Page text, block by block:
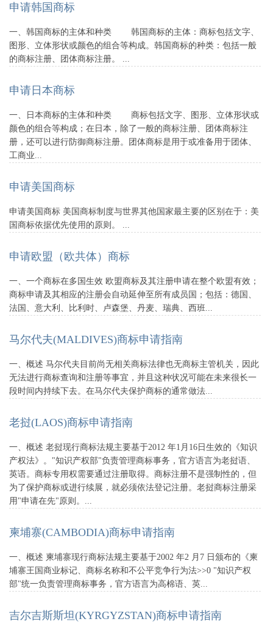
申请韩国商标
一、韩国商标的主体和种类 韩国商标的主体：商标包括文字、
图形、立体形状或颜色的组合等构成。韩国商标的种类：包括一般
的商标注册、团体商标注册。 ...
申请日本商标
一、日本商标的主体和种类 商标包括文字、图形、立体形状或
颜色的组合等构成；在日本，除了一般的商标注册、团体商标注
册，还可以进行防御商标注册。团体商标是用于或准备用于团体、
工商业...
申请美国商标
申请美国商标 美国商标制度与世界其他国家最主要的区别在于：美
国商标依据优先使用的原则。 ...
申请欧盟（欧共体）商标
一、一个商标在多国生效 欧盟商标及其注册申请在整个欧盟有效；
商标申请及其相应的注册会自动延伸至所有成员国；包括：德国、
法国、意大利、比利时、卢森堡、丹麦、瑞典、西班...
马尔代夫(MALDIVES)商标申请指南
一、概述 马尔代夫目前尚无相关商标法律也无商标主管机关，因此
无法进行商标查询和注册等事宜，并且这种状况可能在未来很长一
段时间内持续下去。在马尔代夫保护商标的通常做法...
老挝(LAOS)商标申请指南
一、概述 老挝现行商标法规主要基于2012 年1月16日生效的《知识
产权法》。"知识产权部"负责管理商标事务，官方语言为老挝语、
英语。商标专用权需要通过注册取得。商标注册不是强制性的，但
为了保护商标或进行续展，就必须依法登记注册。老挝商标注册采
用"申请在先"原则。...
柬埔寨(CAMBODIA)商标申请指南
一、概述 柬埔寨现行商标法规主要基于2002 年2 月7 日颁布的《柬
埔寨王国商业标记、商标名称和不公平竞争行为法>>0 "知识产权
部"统一负责管理商标事务，官方语言为高棉语、英...
吉尔吉斯斯坦(KYRGYZSTAN)商标申请指南